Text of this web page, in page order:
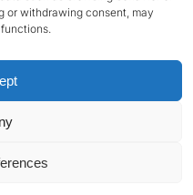
or withdrawing consent, may
2025